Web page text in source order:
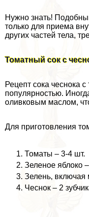
Нужно знать!
только для приема
других частей тела,
Томатный сок с
Рецепт сока чеснока
популярностью.
оливковым маслом,
Для приготовления
Томаты – 3-4 шт.
Зеленое яблоко
Зелень, включая
Чеснок – 2